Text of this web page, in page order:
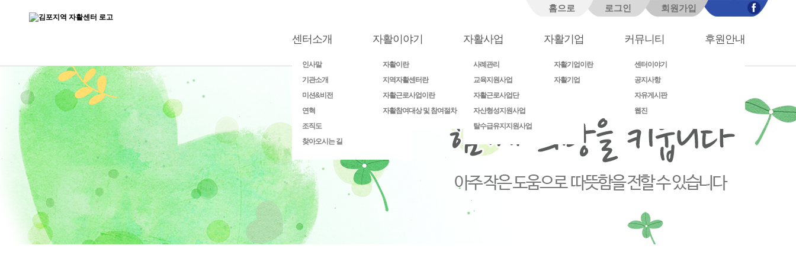
홈으로 로그인
회원가입
센터소개
인사말
기관소개
미션&비전
연혁
조직도
찾아오시는 길
자활이야기
자활이란
지역자활센터란
자활근로사업이란
자활참여대상 및 참여절차
자활사업
사례관리
교육지원사업
자활근로사업단
자산형성지원사업
탈수급유지지원사업
자활기업
자활기업이란
자활기업
커뮤니티
센터이야기
공지사항
자유게시판
웹진
후원안내